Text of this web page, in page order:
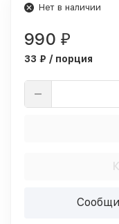
Нет в наличии
990 ₽
33 ₽ / порция